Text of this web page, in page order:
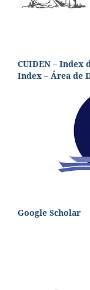
CUIDEN – Index
Index – Área de
Google Scholar